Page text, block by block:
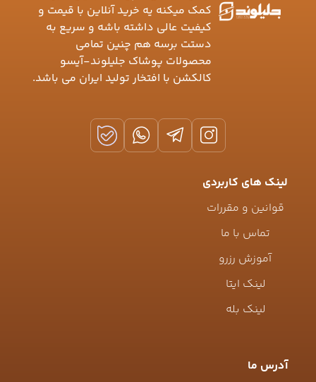
کمک میکنه یه خرید آنلاین با قیمت و
کیفیت عالی داشته باشه و سریع به
دستت برسه هم چنین تمامی
محصولات پوشاک جلیلوند-آیسو
کالکشن با افتخار تولید ایران می باشد.
لینک های کاربردی
قوانین و مقررات
تماس با ما
آموزش رزرو
لینک ایتا
لینک بله
آدرس ما